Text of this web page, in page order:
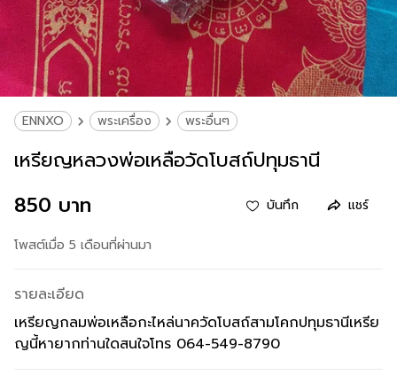
ENNXO พระเครื่อง พระอื่นๆ
เหรียญหลวงพ่อเหลือวัดโบสถ์ปทุมธานี
850 บาท
บันทึก แชร์
โพสต์เมื่อ 5 เดือนที่ผ่านมา
รายละเอียด
เหรียญกลมพ่อเหลือกะไหล่นาควัดโบสถ์สามโคกปทุมธานีเหรีย
ญนี้หายากท่านใดสนใจโทร 064-549-8790